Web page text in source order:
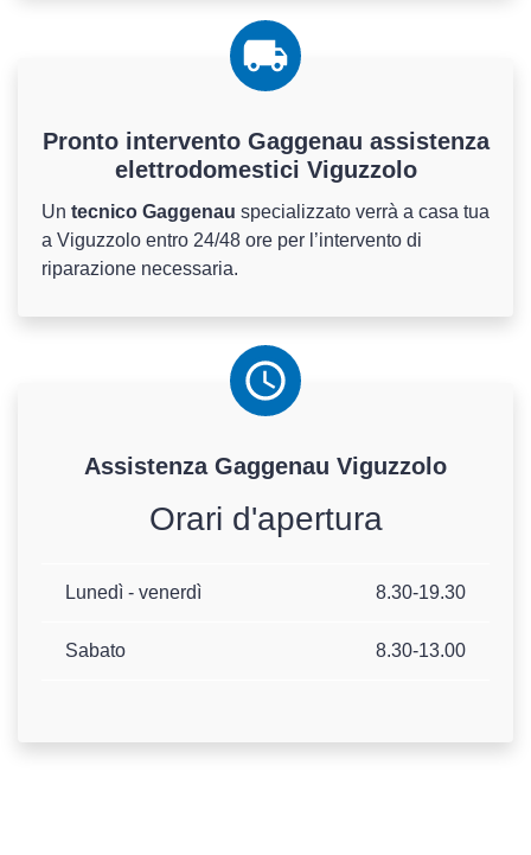
Pronto intervento Gaggenau assistenza
elettrodomestici Viguzzolo
Un tecnico Gaggenau specializzato verrà a casa tua
a Viguzzolo entro 24/48 ore per l’intervento di
riparazione necessaria.
Assistenza Gaggenau Viguzzolo
Orari d'apertura
Lunedì - venerdì 8.30-19.30
Sabato 8.30-13.00